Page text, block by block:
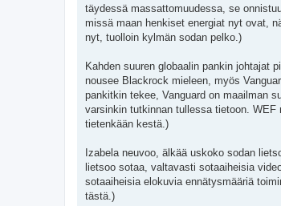
täydessä massattomuudessa, se
missä maan henkiset energiat nyt ovat,
nyt, tuolloin kylmän sodan pelko.)
Kahden suuren globaalin pankin johtajat
nousee Blackrock mieleen, myös
pankitkin tekee, Vanguard on maailman
varsinkin tutkinnan tullessa tietoon.
tietenkään kestä.)
Izabela neuvoo, älkää uskoko sodan
lietsoo sotaa, valtavasti sotaaiheisia
sotaaiheisia elokuvia ennätysmääriä
tästä.)